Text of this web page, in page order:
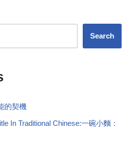
Search
的契機
In Traditional Chinese:一碗小麵：